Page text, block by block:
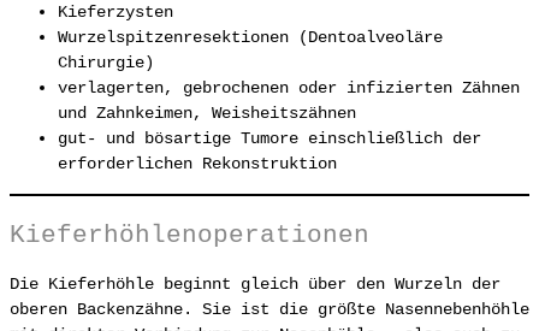
Kieferzysten
Wurzelspitzenresektionen (Dentoalveoläre
Chirurgie)
verlagerten, gebrochenen oder infizierten Zähnen
und Zahnkeimen, Weisheitszähnen
gut- und bösartige Tumore einschließlich der
erforderlichen Rekonstruktion
Kieferhöhlenoperationen
Die Kieferhöhle beginnt gleich über den Wurzeln der
oberen Backenzähne. Sie ist die größte Nasennebenhöhle